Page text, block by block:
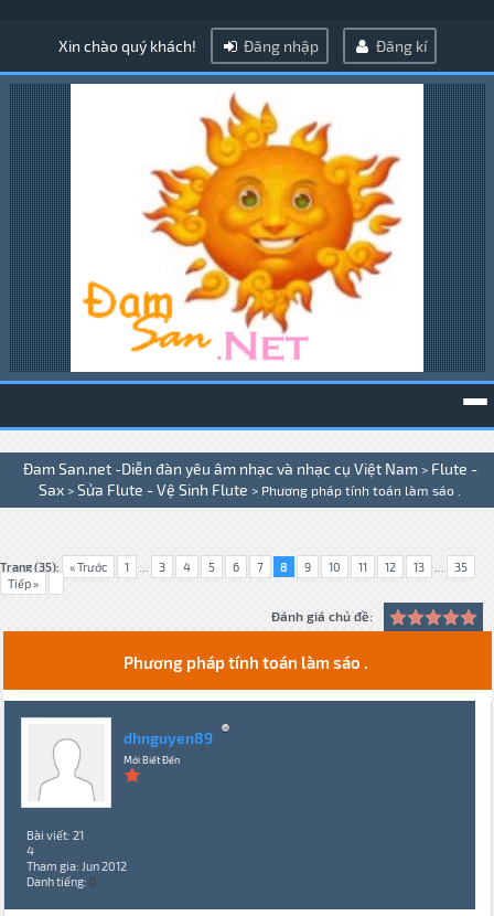
Xin chào quý khách! Đăng nhập Đăng kí
Đam San.net -Diễn đàn yêu âm nhạc và nhạc cụ Việt Nam > Flute -
Sax > Sửa Flute - Vệ Sinh Flute > Phương pháp tính toán làm sáo .
Trang (35): « Trước 1 ... 3 4 5 6 7 8 9 10 11 12 13 ... 35
Tiếp »
Đánh giá chủ đề:
Phương pháp tính toán làm sáo .
dhnguyen89
Mới Biết Đến
Bài viết: 21
4
Tham gia: Jun 2012
Danh tiếng: 0